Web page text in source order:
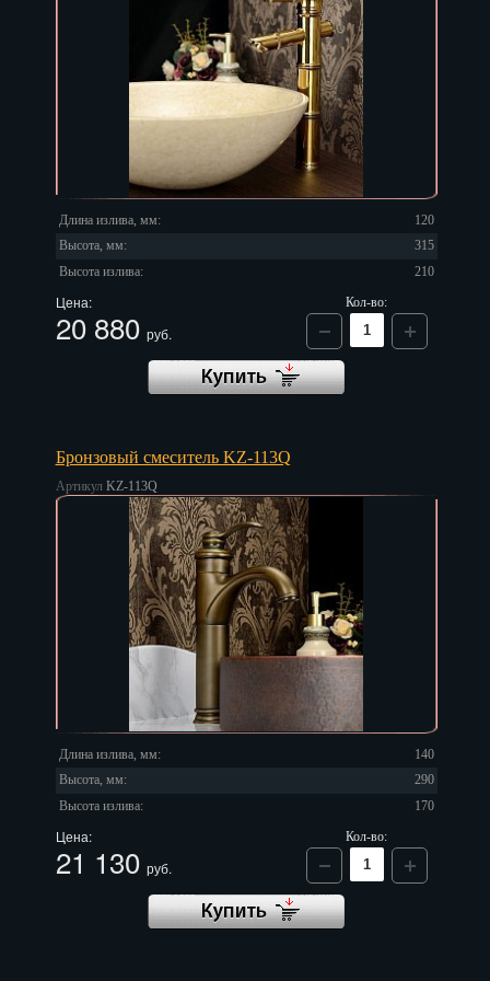
Длина излива, мм:
120
Высота, мм:
315
Высота излива:
210
Цена:
20 880 руб.
Кол-во:
Бронзовый смеситель KZ-113Q
Артикул KZ-113Q
Длина излива, мм:
140
Высота, мм:
290
Высота излива:
170
Цена:
21 130 руб.
Кол-во: